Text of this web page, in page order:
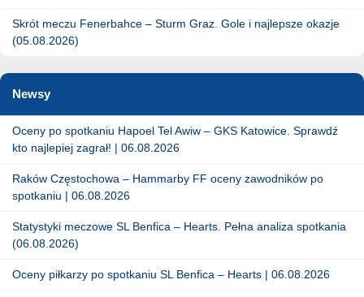
Skrót meczu Fenerbahce – Sturm Graz. Gole i najlepsze okazje
(05.08.2026)
Newsy
Oceny po spotkaniu Hapoel Tel Awiw – GKS Katowice. Sprawdź
kto najlepiej zagrał! | 06.08.2026
Raków Częstochowa – Hammarby FF oceny zawodników po
spotkaniu | 06.08.2026
Statystyki meczowe SL Benfica – Hearts. Pełna analiza spotkania
(06.08.2026)
Oceny piłkarzy po spotkaniu SL Benfica – Hearts | 06.08.2026